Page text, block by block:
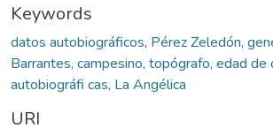
Keywords
datos autobiográficos, Pérez Zeledón,
Barrantes, campesino, topógrafo, edad de
autobiográfi cas, La Angélica
URI